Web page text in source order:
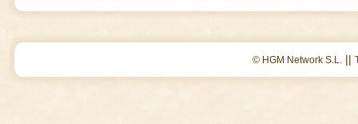
© HGM Network S.L. ||